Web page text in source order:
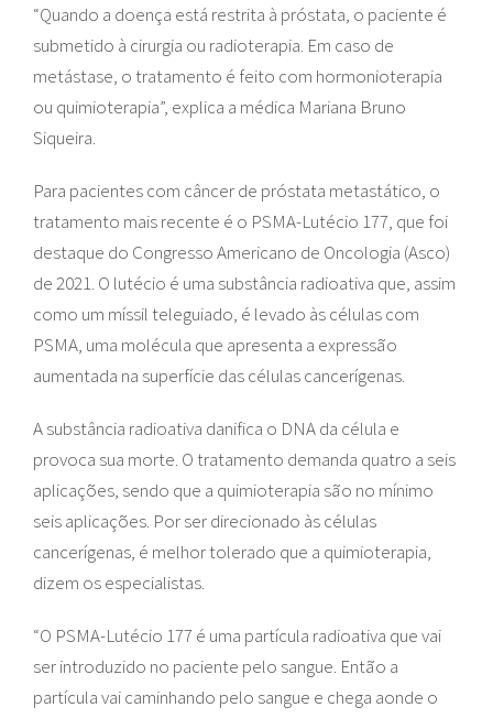
“Quando a doença está restrita à próstata, o paciente é
submetido à cirurgia ou radioterapia. Em caso de
metástase, o tratamento é feito com hormonioterapia
ou quimioterapia”, explica a médica Mariana Bruno
Siqueira.
Para pacientes com câncer de próstata metastático, o
tratamento mais recente é o PSMA-Lutécio 177, que foi
destaque do Congresso Americano de Oncologia (Asco)
de 2021. O lutécio é uma substância radioativa que, assim
como um míssil teleguiado, é levado às células com
PSMA, uma molécula que apresenta a expressão
aumentada na superfície das células cancerígenas.
A substância radioativa danifica o DNA da célula e
provoca sua morte. O tratamento demanda quatro a seis
aplicações, sendo que a quimioterapia são no mínimo
seis aplicações. Por ser direcionado às células
cancerígenas, é melhor tolerado que a quimioterapia,
dizem os especialistas.
“O PSMA-Lutécio 177 é uma partícula radioativa que vai
ser introduzido no paciente pelo sangue. Então a
partícula vai caminhando pelo sangue e chega aonde o